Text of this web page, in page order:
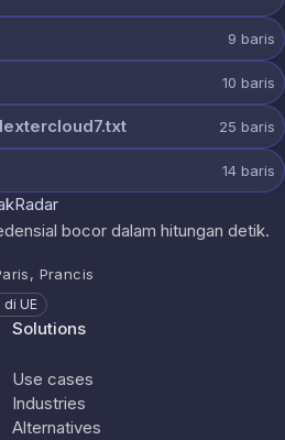
9 baris
10 baris
25 baris
14 baris
bocor dalam hitungan detik.
Prancis
UE
Solutions
Use cases
Industries
Alternatives